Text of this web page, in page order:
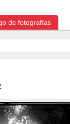
de fotografías